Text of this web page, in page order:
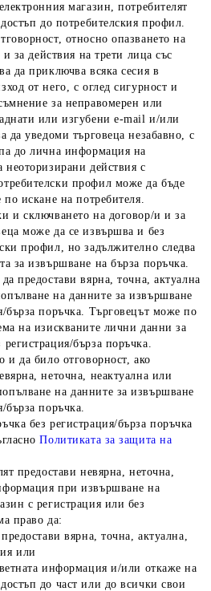
магазин, потребителят
до потребителския профил.
относно опазването на
за действия на трети лица със
да приключва всяка сесия в
от него, с оглед сигурност и
за неправомерен или
или изгубени e-mail и/или
да уведоми търговеца незабавно, с
до лична информация на
неоторизирани действия с
профил може да бъде
искане на потребителя.
и сключването на договор/и и за
може да се извършва и без
профил, но задължително следва
за извършване на бърза поръчка.
предостави вярна, точна, актуална
на данните за извършване
бърза поръчка. Търговецът може по
на изискваните лични данни за
бърза поръчка.
и да било отговорност, ако
неточна, неактуална или
на данните за извършване
бърза поръчка.
без регистрация/бърза поръчка
Политиката за защита на
предостави невярна, неточна,
при извършване на
с регистрация или без
право да:
вярна, точна, актуална,
или
информация и/или откаже на
до част или до всички свои